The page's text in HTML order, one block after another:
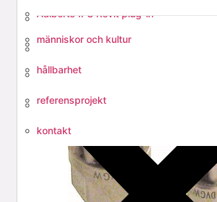
tekniska manualer
Aalberts IPS Revit plug-in
verktyg för dimensionering av
verktygsval
Fast Fix support rail calculation
människor och kultur
hållbarhet
referensprojekt
kontakt